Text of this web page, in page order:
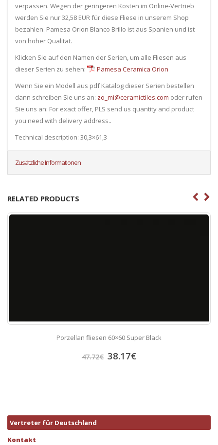
verpassen. Wegen der geringeren Kosten im Online-Vertrieb
werden Sie nur 32,58 EUR für diese Fliese in unserem Shop
bezahlen. Pamesa Orion Blanco Brillo ist aus Spanien und ist
von hoher Qualität.
Klicken Sie auf den Namen der Serien, um alle Fliesen ​​aus
dieser Serien zu sehen:
Pamesa Ceramica Orion
Wenn Sie ein Modell aus pdf Katalog dieser Serien bestellen
dann schreiben Sie uns an: zo_mi@ceramictiles.com oder rufen
Sie uns an: For exact offer, PLS send us quantity and product
you need with delivery address..
Technical description: 30,3×61,3
Zusätzliche Informationen
RELATED PRODUCTS
Porzellan fliesen 60×60 Super Black
47.72€ 38.17€
Vertreter für Deutschland
Kontakt